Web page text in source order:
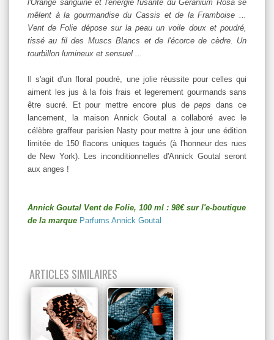
l'Orange sanguine et l'énergie fusante du Géranium Rosa se
mêlent à la gourmandise du Cassis et de la Framboise ...
Vent de Folie dépose sur la peau un voile doux et poudré,
tissé au fil des Muscs Blancs et de l'écorce de cèdre. Un
tourbillon lumineux et sensuel ...
Il s'agit d'un floral poudré, une jolie réussite pour celles qui
aiment les jus à la fois frais et legerement gourmands sans
être sucré. Et pour mettre encore plus depeps dans ce
lancement, la maison Annick Goutal a collaboré avec le
célèbre graffeur parisien Nasty pour mettre à jour une édition
limitée de 150 flacons uniques tagués (à l'honneur des rues
de New York). Les inconditionnelles d'Annick Goutal seront
aux anges !
Annick Goutal Vent de Folie, 100 ml : 98€ sur l'e-boutique
de la marque Parfums Annick Goutal
ARTICLES SIMILAIRES